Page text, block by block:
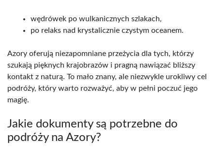
wędrówek po wulkanicznych szlakach,
po relaks nad krystalicznie czystym oceanem.
Azory oferują niezapomniane przeżycia dla tych, którzy
szukają pięknych krajobrazów i pragną nawiązać bliższy
kontakt z naturą. To mało znany, ale niezwykle urokliwy cel
podróży, który warto rozważyć, aby w pełni poczuć jego
magię.
Jakie dokumenty są potrzebne do
podróży na Azory?